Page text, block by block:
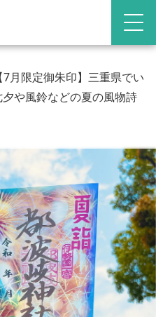
【7月限定御朱印】三重県でい
や風鈴などの夏の風物詩